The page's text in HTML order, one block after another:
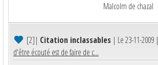
Malcolm de chazal
[2]| Citation inclassables | Le 23-11-2009 |
d'être écouté est de faire de c...